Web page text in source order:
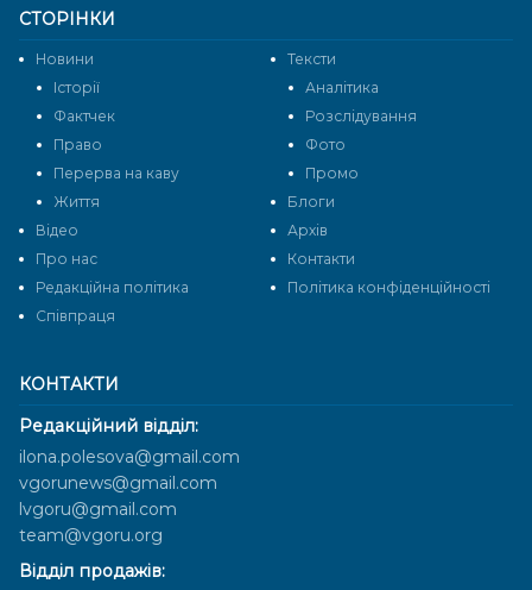
КОНТАКТИ
Редакційний відділ:
ilona.polesova@gmail.com
vgorunews@gmail.com
lvgoru@gmail.com
team@vgoru.org
Відділ продажів:
СТОРІНКИ
Новини
Тексти
Історії
Аналітика
Фактчек
Розслідування
Право
Фото
Перерва на каву
Промо
Життя
Блоги
Відео
Архів
Про нас
Контакти
Редакційна політика
Політика конфіденційності
Cпівпраця